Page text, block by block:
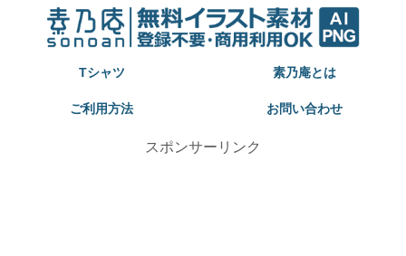
Tシャツ 素乃庵とは
ご利用方法 お問い合わせ
スポンサーリンク